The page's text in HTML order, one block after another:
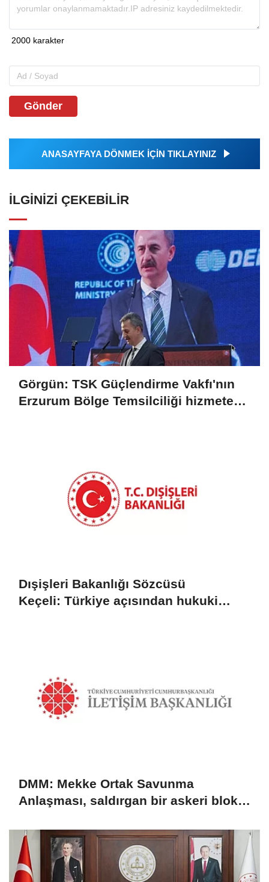
Gönder
ANASAYFAYA DÖNMEK İÇİN TIKLAYINIZ
İLGINIZI ÇEKEBILIR
Görgün: TSK Güçlendirme Vakfı'nın
Erzurum Bölge Temsilciliği hizmete
Dışişleri Bakanlığı Sözcüsü
Keçeli: Türkiye açısından hukuki
DMM: Mekke Ortak Savunma
Anlaşması, saldırgan bir askeri blok